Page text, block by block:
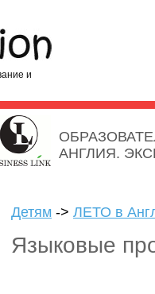
и
АНГЛИЯ.
Детям -> ЛЕТО в
Языковые